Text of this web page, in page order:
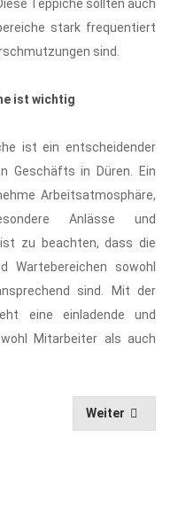
Teppiche sollten auch
stark frequentiert
sind.
ist wichtig
ist ein entscheidender
Geschäfts in Düren. Ein
Arbeitsatmosphäre,
Anlässe und
zu beachten, dass die
Wartebereichen sowohl
sind. Mit der
eine einladende und
Mitarbeiter als auch
Weiter